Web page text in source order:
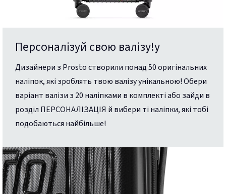
Персоналізуй свою валізу!у
Дизайнери з Prosto створили понад 50 оригінальних
наліпок, які зроблять твою валізу унікальною! Обери
варіант валізи з 20 наліпками в комплекті або зайди в
розділ ПЕРСОНАЛІЗАЦІЯ й вибери ті наліпки, які тобі
подобаються найбільше!